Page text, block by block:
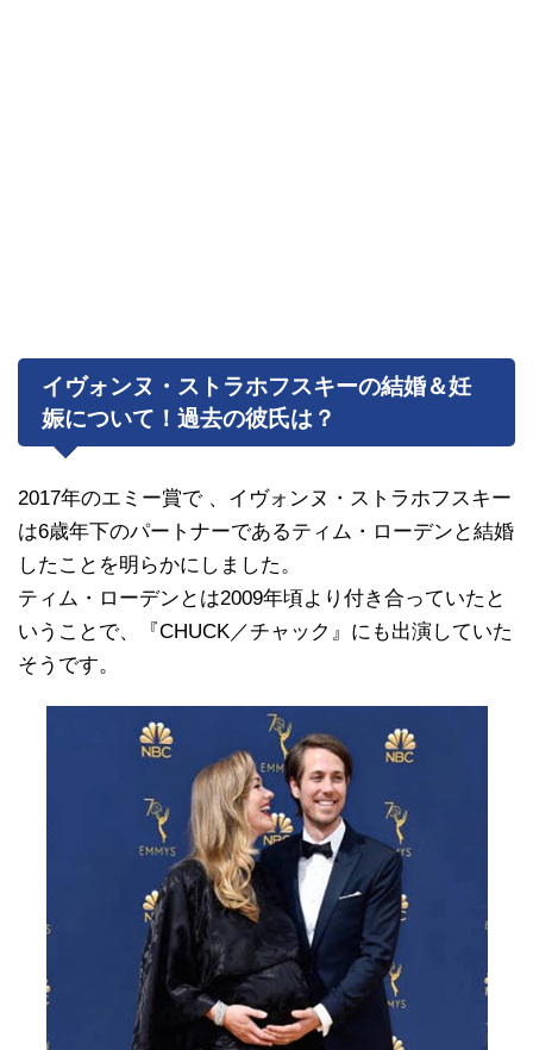
イヴォンヌ・ストラホフスキーの結婚＆妊
娠について！過去の彼氏は？
2017年のエミー賞で 、イヴォンヌ・ストラホフスキー
は6歳年下のパートナーであるティム・ローデンと結婚
したことを明らかにしました。
ティム・ローデンとは2009年頃より付き合っていたと
いうことで、『CHUCK／チャック』にも出演していた
そうです。